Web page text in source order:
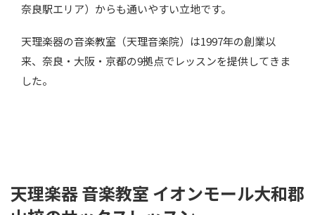
奈良駅エリア）からも通いやすい立地です。
天理楽器の音楽教室（天理音楽院）は1997年の創業以
来、奈良・大阪・京都の9拠点でレッスンを提供してきま
した。
天理楽器 音楽教室 イオンモール大和郡